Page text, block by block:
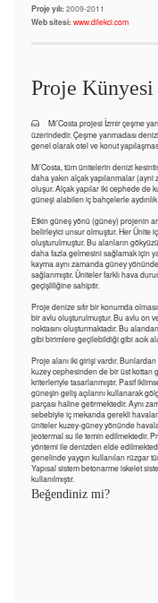
Proje yılı: 2009-2011
Web sitesi: www.dilekci.com
Proje
Mi’Costa projesi İzmir çeşme
üzerindedir. Çeşme yarımadası
genel olarak otel ve konut
Mi’Costa, tüm ünitelerin denizi
daha yakın alçak yapılanmalar
oluşur. Alçak yapılar iki cephede de
güneşi alabilen iç bahçelerle
Etkin güneş yönü (güney) projenin
belirleyici unsur olmuştur. Her Ünite
oluşturulmuştur. Bu alanların
daha fazla gelmesini sağlamak için
kayma aynı zamanda güney
sağlanmıştır. Üniteler farklı hava
geçişliliğine sahiptir.
Proje denize sıfır bir konumda
bir avlu oluşturulmuştur. Bu avlu on
noktasını oluşturmaktadır. Bu
gibi birimlere geçilebildiği gibi acık
Proje alanı iki girişi vardır.
kuzey cephesinden de bir üst kottan
kriterleriyle tasarlanmıştır. Pasif
güneşin geliş açılarını kullanarak
parçası haline getirmektedir. Aynı
sebebiyle iç mekanda gerekli
üniteler kuzey-güney yönünde
jeotermal su ile temin edilmektedir.
yöntemi ile denizden elde
genelinde yaygın kullanılan rüzgar
Yapısal sistem betonarme iskelet
kullanılmıştır.
Beğendiniz mi?